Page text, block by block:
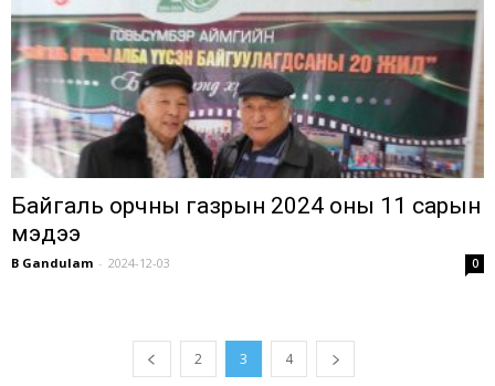
Байгаль орчны газрын 2024 оны 11 сарын
мэдээ
B Gandulam - 2024-12-03 0
2 3 4